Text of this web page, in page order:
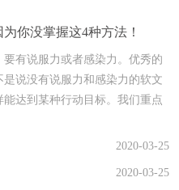
你没掌握这4种方法！
有说服力或者感染力。优秀的
说没有说服力和感染力的软文
达到某种行动目标。我们重点
2020-03-25
2020-03-25